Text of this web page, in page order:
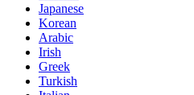
Japanese
Korean
Arabic
Irish
Greek
Turkish